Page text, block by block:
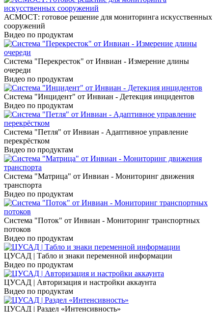
АСМОСТ: готовое решение для мониторинга искусственных
сооружений
Видео по продуктам
Система "Перекресток" от Инвиан - Измерение длины
очереди
Видео по продуктам
Система "Инцидент" от Инвиан - Детекция инцидентов
Видео по продуктам
Система "Петля" от Инвиан - Адаптивное управление
перекрёстком
Видео по продуктам
Система "Матрица" от Инвиан - Мониторинг движения
транспорта
Видео по продуктам
Система "Поток" от Инвиан - Мониторинг транспортных
потоков
Видео по продуктам
ЦУСАД | Табло и знаки переменной информации
Видео по продуктам
ЦУСАД | Авторизация и настройки аккаунта
Видео по продуктам
ЦУСАД | Раздел «Интенсивность»